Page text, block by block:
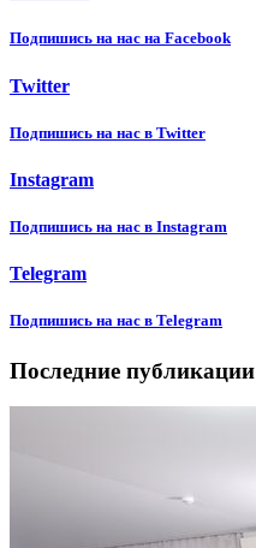
Подпишиcь на нас на Facebook
Twitter
Подпишиcь на нас в Twitter
Instagram
Подпишиcь на нас в Instagram
Telegram
Подпишиcь на нас в Telegram
Последние публикации